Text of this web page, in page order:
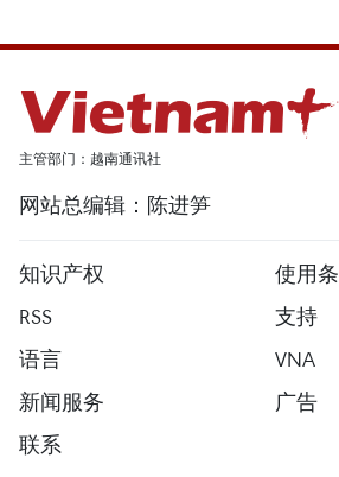
主管部门：越南通讯社
网站总编辑：陈进笋
知识产权
使用
RSS
支持
语言
VNA
新闻服务
广告
联系